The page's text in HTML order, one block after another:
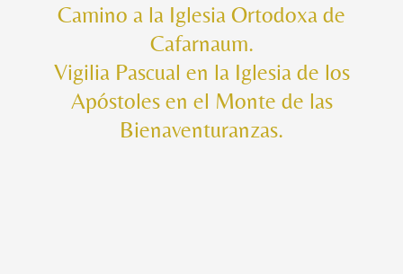
Camino a la Iglesia Ortodoxa de
Cafarnaum.
Vigilia Pascual en la Iglesia de los
Apóstoles en el Monte de las
Bienaventuranzas.